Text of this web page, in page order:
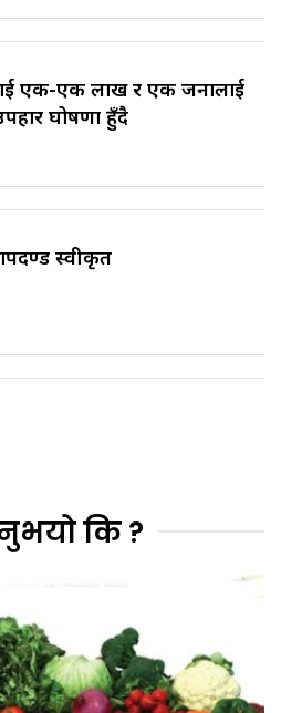
एक-एक लाख र एक जनालाई
घोषणा हुँदै
स्वीकृत
कि ?